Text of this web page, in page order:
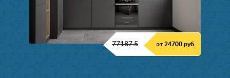
77187.5 от 24700 руб.